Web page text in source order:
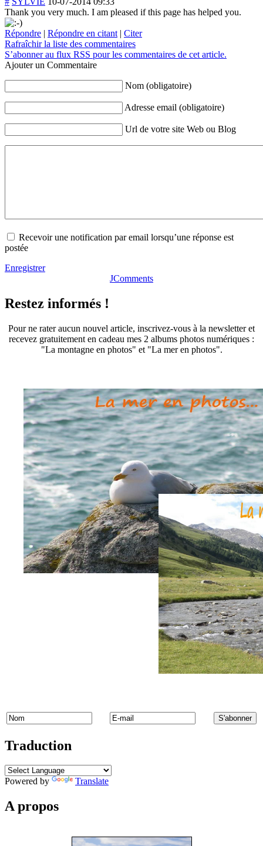
Thank you very much. I am pleased if this page has helped you.
Répondre | Répondre en citant | Citer
Rafraîchir la liste des commentaires
S’abonner au flux RSS pour les commentaires de cet article.
Ajouter un Commentaire
Nom (obligatoire)
Adresse email (obligatoire)
Url de votre site Web ou Blog
Recevoir une notification par email lorsqu’une réponse est
postée
Enregistrer
JComments
Restez informés !
Pour ne rater aucun nouvel article, inscrivez-vous à la newsletter et
recevez gratuitement en cadeau mes 2 albums photos numériques :
"La montagne en photos" et "La mer en photos".
Traduction
Powered by Translate
A propos